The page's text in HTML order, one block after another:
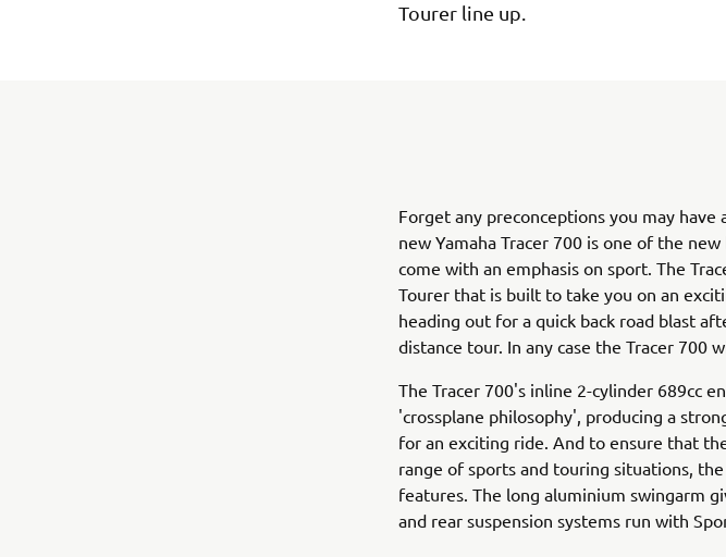
Tourer line up.
Forget any preconceptions you may have
new Yamaha Tracer 700 is one of the
come with an emphasis on sport. The
Tourer that is built to take you on an
heading out for a quick back road blast
distance tour. In any case the Tracer 700
The Tracer 700's inline 2-cylinder 689cc
'crossplane philosophy', producing a
for an exciting ride. And to ensure that
range of sports and touring situations,
features. The long aluminium swingarm
and rear suspension systems run with